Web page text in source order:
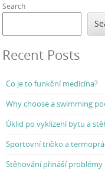
Search
Recent Posts
Co je to funkční medicína?
Why choose a swimming
Úklid po vyklizení bytu a
Sportovní tričko a
Stěhování přináší problémy